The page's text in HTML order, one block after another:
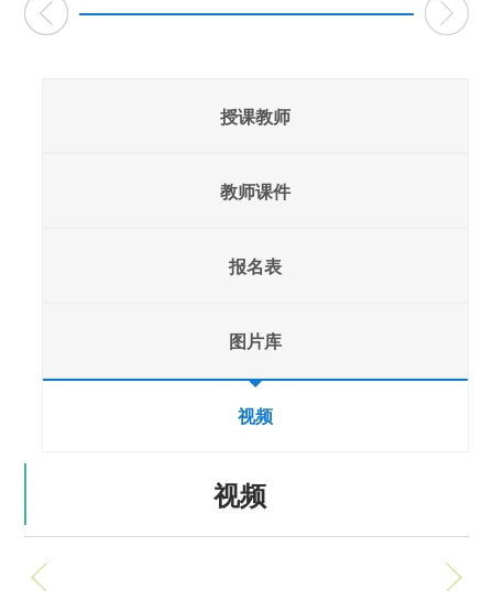
授课教师
教师课件
报名表
图片库
视频
视频